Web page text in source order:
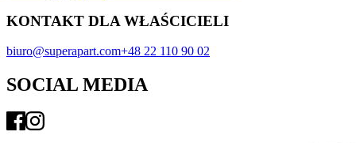
KONTAKT DLA WŁAŚCICIELI
biuro@superapart.com+48 22 110 90 02
SOCIAL MEDIA